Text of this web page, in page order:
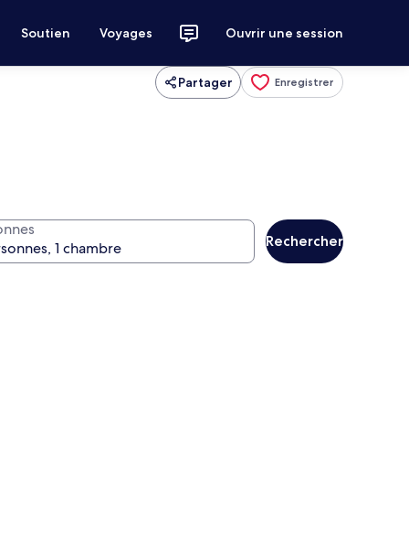
Soutien Voyages Ouvrir une session
Partager Enregistrer
Rechercher